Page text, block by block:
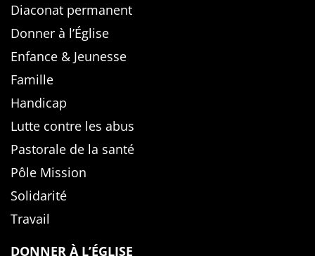
Diaconat permanent
Donner à l’Église
Enfance & Jeunesse
Famille
Handicap
Lutte contre les abus
Pastorale de la santé
Pôle Mission
Solidarité
Travail
DONNER À L’ÉGLISE